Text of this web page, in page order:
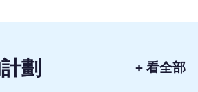
劃 + 看全部